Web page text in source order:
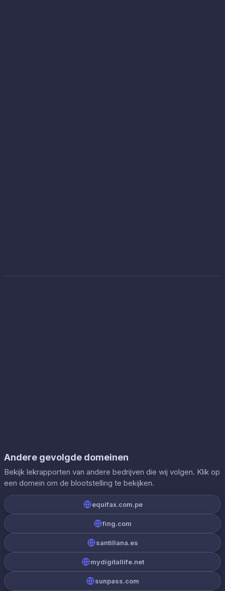
Andere gevolgde domeinen
Bekijk lekrapporten van andere bedrijven die wij volgen. Klik op
een domein om de blootstelling te bekijken.
equifax.com.pe
fing.com
santillana.es
mydigitallife.net
sunpass.com